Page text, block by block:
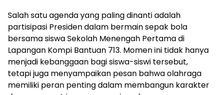
Salah satu agenda yang paling dinanti adalah
partisipasi Presiden dalam bermain sepak bola
bersama siswa Sekolah Menengah Pertama di
Lapangan Kompi Bantuan 713. Momen ini tidak hanya
menjadi kebanggaan bagi siswa-siswi tersebut,
tetapi juga menyampaikan pesan bahwa olahraga
memiliki peran penting dalam membangun karakter